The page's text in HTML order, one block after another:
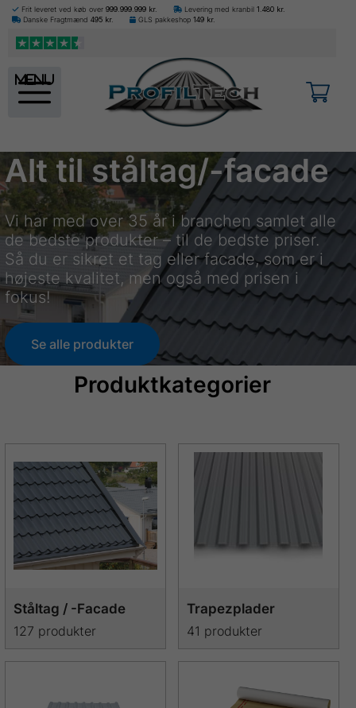
Frit leveret ved køb over 999.999.999 kr. Levering med kranbil 1.480 kr.
Danske Fragtmænd 495 kr. GLS pakkeshop 149 kr.
menu
Alt til ståltag/-facade
Vi har med over 35 år i branchen samlet alle
de bedste produkter – til de bedste priser.
Så du er sikret et tag eller facade, som er i
højeste kvalitet, men også med prisen i
fokus!
Se alle produkter
Produktkategorier
Ståltag / -Facade
127 produkter
Trapezplader
41 produkter